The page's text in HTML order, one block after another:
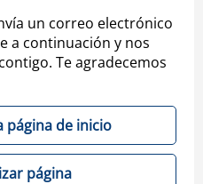
un correo electrónico
a continuación y nos
Te agradecemos
página de inicio
página